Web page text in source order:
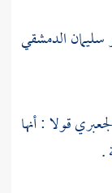
سليمان الدمشقي
قولا : أنها
.